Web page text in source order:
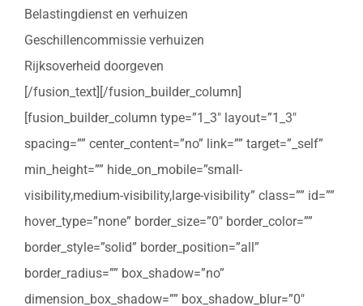
Belastingdienst en verhuizen
Geschillencommissie verhuizen
Rijksoverheid doorgeven
[/fusion_text][/fusion_builder_column]
[fusion_builder_column type=”1_3″ layout=”1_3″
spacing=”” center_content=”no” link=”” target=”_self”
min_height=”” hide_on_mobile=”small-
visibility,medium-visibility,large-visibility” class=”” id=””
hover_type=”none” border_size=”0″ border_color=””
border_style=”solid” border_position=”all”
border_radius=”” box_shadow=”no”
dimension_box_shadow=”” box_shadow_blur=”0″